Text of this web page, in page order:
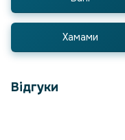
Хамами
Відгуки